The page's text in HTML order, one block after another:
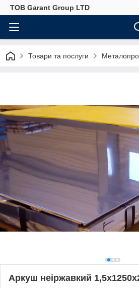
ТОВ Garant Group LTD
Товари та послуги
Аркуш неіржавкий